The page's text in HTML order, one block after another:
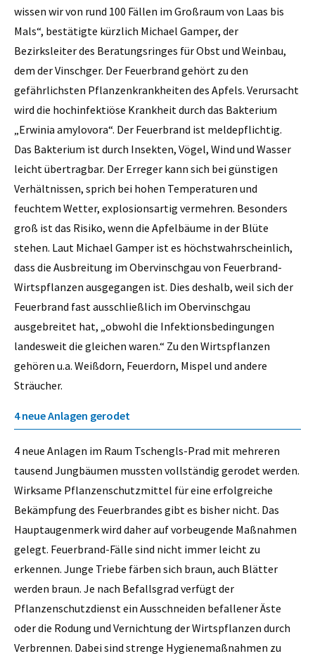
wissen wir von rund 100 Fällen im Großraum von Laas bis
Mals“, bestätigte kürzlich Michael Gamper, der
Bezirksleiter des Beratungsringes für Obst und Weinbau,
dem der Vinschger. Der Feuerbrand gehört zu den
gefährlichsten Pflanzenkrankheiten des Apfels. Verursacht
wird die hochinfektiöse Krankheit durch das Bakterium
„Erwinia amylovora“. Der Feuerbrand ist meldepflichtig.
Das Bakterium ist durch Insekten, Vögel, Wind und Wasser
leicht übertragbar. Der Erreger kann sich bei günstigen
Verhältnissen, sprich bei hohen Temperaturen und
feuchtem Wetter, explosionsartig vermehren. Besonders
groß ist das Risiko, wenn die Apfelbäume in der Blüte
stehen. Laut Michael Gamper ist es höchstwahrscheinlich,
dass die Ausbreitung im Obervinschgau von Feuerbrand-
Wirtspflanzen ausgegangen ist. Dies deshalb, weil sich der
Feuerbrand fast ausschließlich im Obervinschgau
ausgebreitet hat, „obwohl die Infektionsbedingungen
landesweit die gleichen waren.“ Zu den Wirtspflanzen
gehören u.a. Weißdorn, Feuerdorn, Mispel und andere
Sträucher.
4 neue Anlagen gerodet
4 neue Anlagen im Raum Tschengls-Prad mit mehreren
tausend Jungbäumen mussten vollständig gerodet werden.
Wirksame Pflanzenschutzmittel für eine erfolgreiche
Bekämpfung des Feuerbrandes gibt es bisher nicht. Das
Hauptaugenmerk wird daher auf vorbeugende Maßnahmen
gelegt. Feuerbrand-Fälle sind nicht immer leicht zu
erkennen. Junge Triebe färben sich braun, auch Blätter
werden braun. Je nach Befallsgrad verfügt der
Pflanzenschutzdienst ein Ausschneiden befallener Äste
oder die Rodung und Vernichtung der Wirtspflanzen durch
Verbrennen. Dabei sind strenge Hygienemaßnahmen zu